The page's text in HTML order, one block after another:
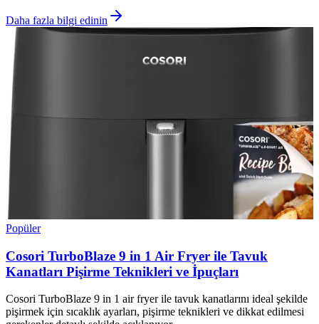
Daha fazla bilgi edinin
Popüler
Cosori TurboBlaze 9 in 1 Air Fryer ile Tavuk
Kanatları Pişirme Teknikleri ve İpuçları
Cosori TurboBlaze 9 in 1 air fryer ile tavuk kanatlarını ideal şekilde
pişirmek için sıcaklık ayarları, pişirme teknikleri ve dikkat edilmesi